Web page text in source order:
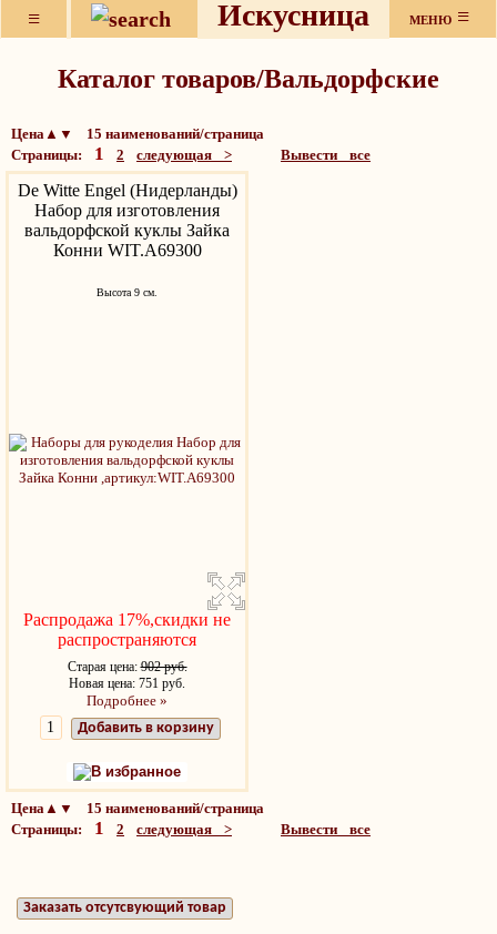
≡ Искусница МЕНЮ ≡
Каталог товаров/Вальдорфские
Цена▲▼ 15 наименований/страница
Страницы: 1 2 следующая > Вывести все
De Witte Engel (Нидерланды)
Набор для изготовления
вальдорфской куклы Зайка
Конни WIT.A69300
Высота 9 см.
Распродажа 17%,скидки не
распространяются
Старая цена:902 руб.
Новая цена: 751 руб.
Подробнее »
Добавить в корзину
В избранное
Цена▲▼ 15 наименований/страница
Страницы: 1 2 следующая > Вывести все
Заказать отсутсвующий товар